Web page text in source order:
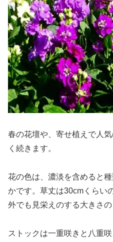
春の花壇や、寄せ植えで人
く続きます。
花の色は、濃淡を含めると
かです。草丈は30cmくらい
外でも見栄えのする大きさの
ストックは一重咲きと八重